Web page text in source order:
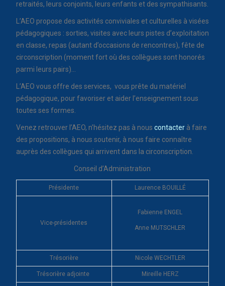
retraités, leurs conjoints, leurs enfants et des sympathisants.
L’AEO propose des activités conviviales et culturelles à visées
pédagogiques : sorties, visites avec leurs pistes d’exploitation
en classe, repas (autant d’occasions de rencontres), fête de
circonscription (moment fort où des collègues sont honorés
parmi leurs pairs)…
L’AEO vous offre des services, vous prête du matériel
pédagogique, pour favoriser et aider l’enseignement sous
toutes ses formes.
Venez retrouver l’AEO, n’hésitez pas à nous contacterà faire
des propositions, à nous soutenir, à nous faire connaître
auprès des collègues qui arrivent dans la circonscription.
Conseil d’Administration
Présidente Laurence BOUILLÉ
Vice-présidentes
Fabienne ENGEL
Anne MUTSCHLER
Trésorière Nicole WECHTLER
Trésorière adjointe Mireille HERZ